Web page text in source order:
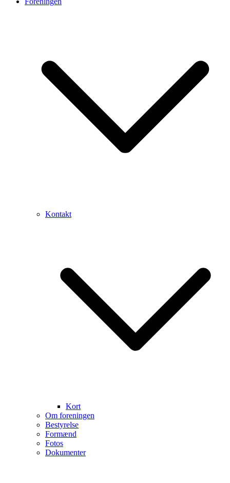
Kontakt
Kort
Om foreningen
Bestyrelse
Formænd
Fotos
Dokumenter